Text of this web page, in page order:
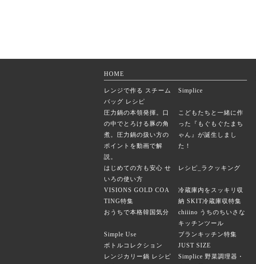
HOME
レンジで作る スチーム
バッグ レシピ
Simplice
圧力鍋の本領発揮。口
の中でとろける豚の角
煮。圧力鍋の扱い方の
ポイントを動画で解
説。
こどもたちと一緒に作
った『もぐもぐたまち
ゃん』が誕生しまし
た！
はじめての方も安心 せ
いろの使い方
レシピ_ラクッキング
VISIONS GOLD COA
TING特集
冷蔵庫内をスッキリ収
納 SKIT冷蔵庫収特集
おうちで本格韓国気分
chiiino うちのちいさな
キッチンツール
Simple Use
ブランキッチン特集
ボトルコレクション
JUST SIZE
レンジカリー鍋 レシピ
Simplice 野菜調理器・